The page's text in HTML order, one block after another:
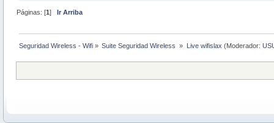
Páginas: [1] Ir Arriba
Seguridad Wireless - Wifi » Suite Seguridad Wireless » Live wifislax (Moderador: